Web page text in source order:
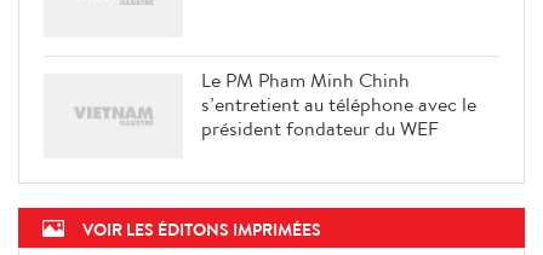
Le PM Pham Minh Chinh
s’entretient au téléphone avec le
président fondateur du WEF
VOIR LES ÉDITONS IMPRIMÉES